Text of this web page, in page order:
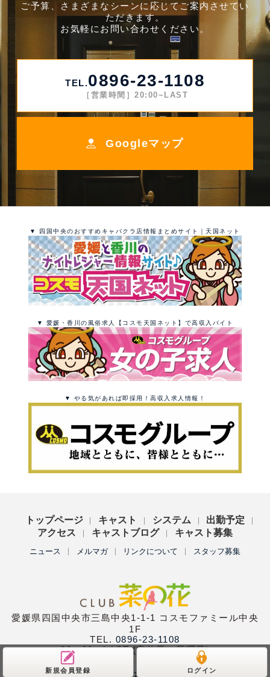
ご予算、さまざまなシーンに応じてご案内させてい
ただきます。
お気軽にお問い合わせください。
TEL.0896-23-1108
［営業時間］20:00~LAST
Googleマップ
▼ 四国中央のおすすめキャバクラ店情報まとめサイト｜天国ネット
▼ 愛媛・香川の風俗求人【コスモ天国ネット】で高収入バイト
▼ やる気があれば即採用！高収入求人情報！
トップページ キャスト システム
出勤予定
アクセス
キャストブログ キャスト募集
ニュース メルマガ リンクについて スタッフ募集
愛媛県四国中央市三島中央1-1-1 コスモファミール中央
1F
TEL. 0896-23-1108
20：00〜LAST (定休日：日曜日)
新規会員登録 ログイン